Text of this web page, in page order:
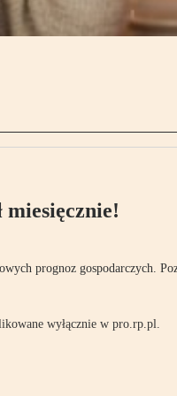
miesięcznie!
prognoz gospodarczych.
wyłącznie w pro.rp.pl.